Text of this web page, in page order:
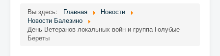
Информация Галерея
Вы здесь: Главная
Новости
Новости Балезино
День Ветеранов локальных войн и группа Голубые
Береты